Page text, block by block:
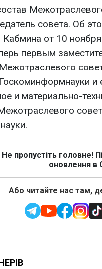
совета. Об
Кабмина от 10
первым
и
и материально-
Не пропустіть головне!
оновлення в
Або читайте нас там,